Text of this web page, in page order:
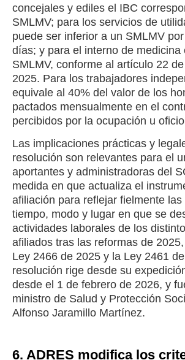
concejales y ediles el IBC
SMLMV; para los servicios de
puede ser inferior a un SMLMV
días; y para el interno de medicina
SMLMV, conforme al artículo 22
2025. Para los trabajadores
equivale al 40% del valor de los
pactados mensualmente en el
percibidos por la ocupación u
Las implicaciones prácticas y
resolución son relevantes para el
aportantes y administradoras del
medida en que actualiza el
afiliación para reflejar fielmente
tiempo, modo y lugar en que se
actividades laborales de los
afiliados tras las reformas de
Ley 2466 de 2025 y la Ley 2461
resolución rige desde su
desde el 1 de febrero de 2026, y
ministro de Salud y Protección
Alfonso Jaramillo Martínez.
6. ADRES modifica los